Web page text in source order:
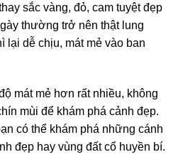
sắc vàng, đỏ, cam tuyệt đẹp
thường trở nên thật lung
lại dễ chịu, mát mẻ vào ban
mát mẻ hơn rất nhiều, không
mùi để khám phá cảnh đẹp.
có thể khám phá những cánh
đẹp hay vùng đất cổ huyền bí.